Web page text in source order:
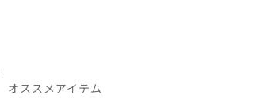
オススメアイテム